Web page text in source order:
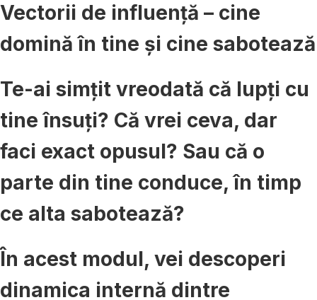
Vectorii de influență – cine
domină în tine și cine sabotează
Te-ai simțit vreodată că lupți cu
tine însuți? Că vrei ceva, dar
faci exact opusul? Sau că o
parte din tine conduce, în timp
ce alta sabotează?
În acest modul, vei descoperi
dinamica internă dintre